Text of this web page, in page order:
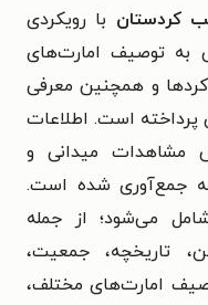
کردستان با رویکردی
شده و در ۳ بخش به توصیف امارت‌های
و همچنین معرفی
پرداخته است. اطلاعات
مشاهدات میدانی و
جمع‌آوری شده است.
می‌شود؛ از جمله
تاریخچه، جمعیت،
امارت‌های مختلف،